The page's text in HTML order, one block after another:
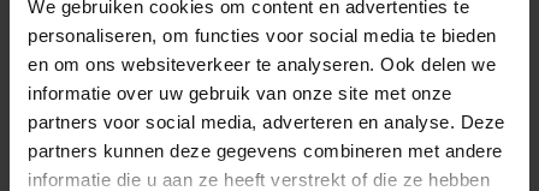
We gebruiken cookies om content en advertenties te
personaliseren, om functies voor social media te bieden
en om ons websiteverkeer te analyseren. Ook delen we
informatie over uw gebruik van onze site met onze
partners voor social media, adverteren en analyse. Deze
partners kunnen deze gegevens combineren met andere
informatie die u aan ze heeft verstrekt of die ze hebben
déambulateur'
Ordenar por: